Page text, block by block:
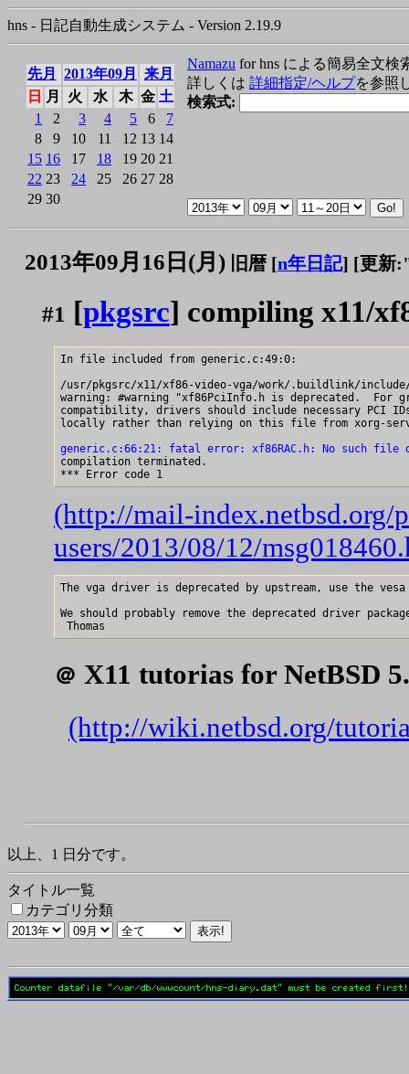
hns - 日記自動生成システム - Version 2.19.9
先月 2013年09月
来月
日
月 火 水 木 金 土
1
2 3 4 5 6
7
8
9 10 11 12 13 14
15 16 17 18 19 20 21
22 23 24 25 26 27 28
29 30
Namazu for hns による簡易全文検
詳しくは 詳細指定/ヘルプを参照
検索式:
2013年09月16日(月) 旧暦 [n年日記] [更新
#1 [pkgsrc] compiling x11/
In file included from generic.c:49:0:
/usr/pkgsrc/x11/xf86-video-vga/work/.buildlink/
warning: #warning "xf86PciInfo.h is deprecated.  For
compatibility, drivers should include necessary PCI
locally rather than relying on this file from xorg-
generic.c:66:21: fatal error: xf86RAC.h: No such file
compilation terminated.
(http://mail-index.netbsd.org/
users/2013/08/12/
The vga driver is deprecated by upstream, use the
We should probably remove the deprecated driver
＠ X11 tutorias for NetBSD
(http://wiki.netbsd.org/
以上、1 日分です。
タイトル一覧
カテゴリ分類